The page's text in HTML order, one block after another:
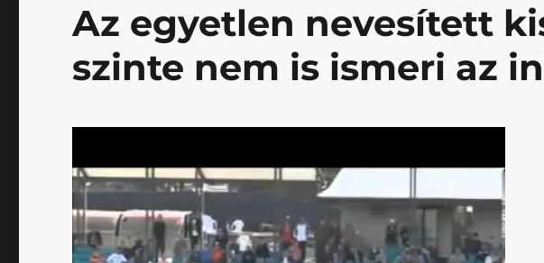
Az egyetlen nevesített
szinte nem is ismeri az